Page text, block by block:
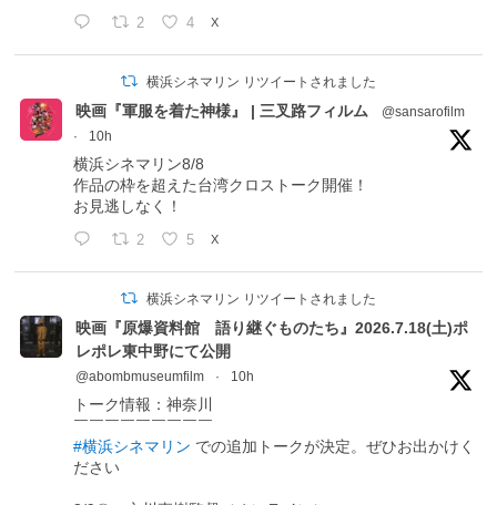
2 4 X
横浜シネマリン リツイートされました
映画『軍服を着た神様』 | 三叉路フィルム
@sansarofilm
·
10h
横浜シネマリン8/8
作品の枠を超えた台湾クロストーク開催！
お見逃しなく！
2 5 X
横浜シネマリン リツイートされました
映画『原爆資料館 語り継ぐものたち』2026.7.18(土)ポ
レポレ東中野にて公開
@abombmuseumfilm · 10h
トーク情報：神奈川
￣￣￣￣￣￣￣￣￣
#横浜シネマリン での追加トークが決定。ぜひお出かけく
ださい